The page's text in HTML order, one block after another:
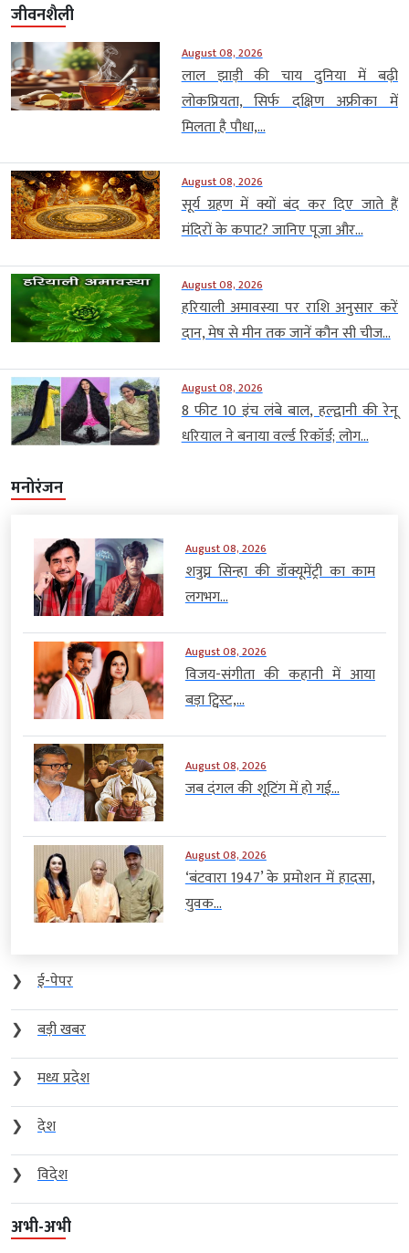
जीवनशैली
August 08, 2026
लाल झाड़ी की चाय दुनिया में बढ़ी
लोकप्रियता, सिर्फ दक्षिण अफ्रीका में
मिलता है पौधा,...
August 08, 2026
सूर्य ग्रहण में क्यों बंद कर दिए जाते हैं
मंदिरों के कपाट? जानिए पूजा और...
August 08, 2026
हरियाली अमावस्या पर राशि अनुसार करें
दान, मेष से मीन तक जानें कौन सी चीज...
August 08, 2026
8 फीट 10 इंच लंबे बाल, हल्द्वानी की रेनू
धरियाल ने बनाया वर्ल्ड रिकॉर्ड; लोग...
मनोरंजन
August 08, 2026
शत्रुघ्न सिन्हा की डॉक्यूमेंट्री का काम
लगभग...
August 08, 2026
विजय-संगीता की कहानी में आया
बड़ा ट्विस्ट,...
August 08, 2026
जब दंगल की शूटिंग में हो गई...
August 08, 2026
‘बंटवारा 1947’ के प्रमोशन में हादसा,
युवक...
❯
ई-पेपर
❯
बड़ी खबर
❯
मध्य प्रदेश
❯
देश
❯
विदेश
अभी-अभी